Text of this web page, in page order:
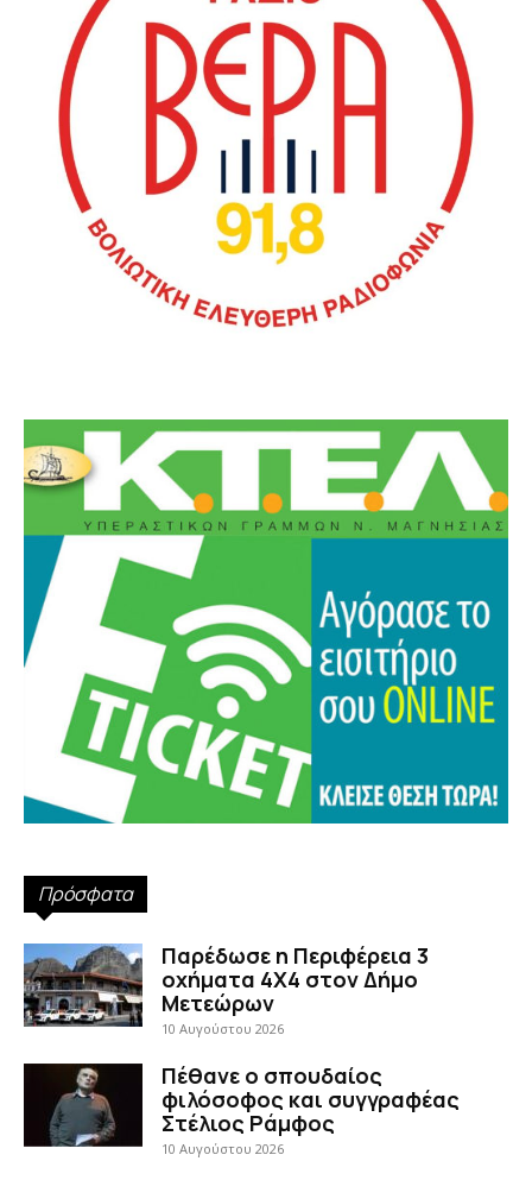
Πρόσφατα
Παρέδωσε η Περιφέρεια 3
οχήματα 4Χ4 στον Δήμο
Μετεώρων
10 Αυγούστου 2026
Πέθανε ο σπουδαίος
φιλόσοφος και συγγραφέας
Στέλιος Ράμφος
10 Αυγούστου 2026